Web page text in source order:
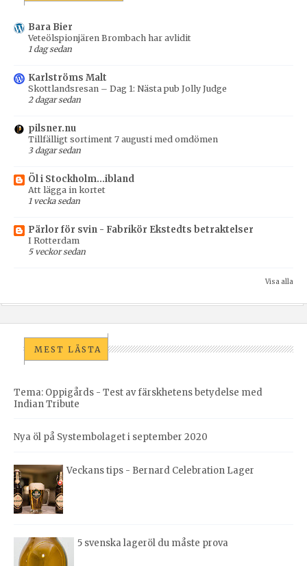
Bara Bier
Veteölspionjären Brombach har avlidit
1 dag sedan
Karlströms Malt
Skottlandsresan – Dag 1: Nästa pub Jolly Judge
2 dagar sedan
pilsner.nu
Tillfälligt sortiment 7 augusti med omdömen
3 dagar sedan
Öl i Stockholm...ibland
Att lägga in kortet
1 vecka sedan
Pärlor för svin - Fabrikör Ekstedts betraktelser
I Rotterdam
5 veckor sedan
Visa alla
MEST LÄSTA
Tema: Oppigårds - Test av färskhetens betydelse med
Indian Tribute
Nya öl på Systembolaget i september 2020
Veckans tips - Bernard Celebration Lager
5 svenska lageröl du måste prova